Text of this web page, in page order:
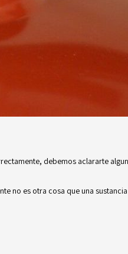
debemos aclararte
no es otra cosa que una